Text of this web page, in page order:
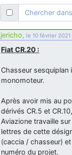
moi et quelques
ouakamois:
quelques images du
fox_50: Bonjour,
meeting de Lann
cachée dans les
au site!
jericho: Bonne
2026 !
little boy : je vous
Chercher
jericho, le 10 février 2021
Fiat CR.20 :
Chasseur sesquiplan
monomoteur.
Après avoir mis au
dérivés CR.5 et
Aviazione travaille
lettres de cette
(caccia / chasseur)
numéro du projet.